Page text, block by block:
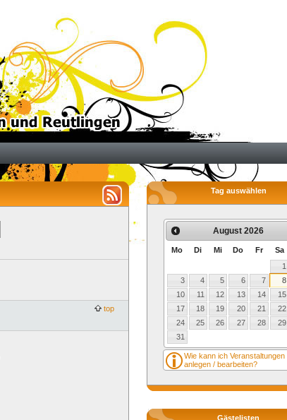
top
Tag auswählen
August 2026
Mo Di Mi Do Fr Sa
1
3
4 5 6 7 8
10
11 12 13 14 15
17
18 19 20 21 22
24
25 26 27 28 29
31
Wie kann ich Veranstaltungen
anlegen / bearbeiten?
Gästelisten